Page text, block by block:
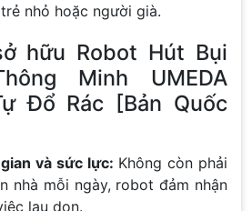
nhỏ hoặc người già.
hữu Robot Hút Bụi
Minh UMEDA
Đổ Rác [Bản Quốc
và sức lực: Không còn phải
nhà mỗi ngày, robot đảm nhận
lau dọn.